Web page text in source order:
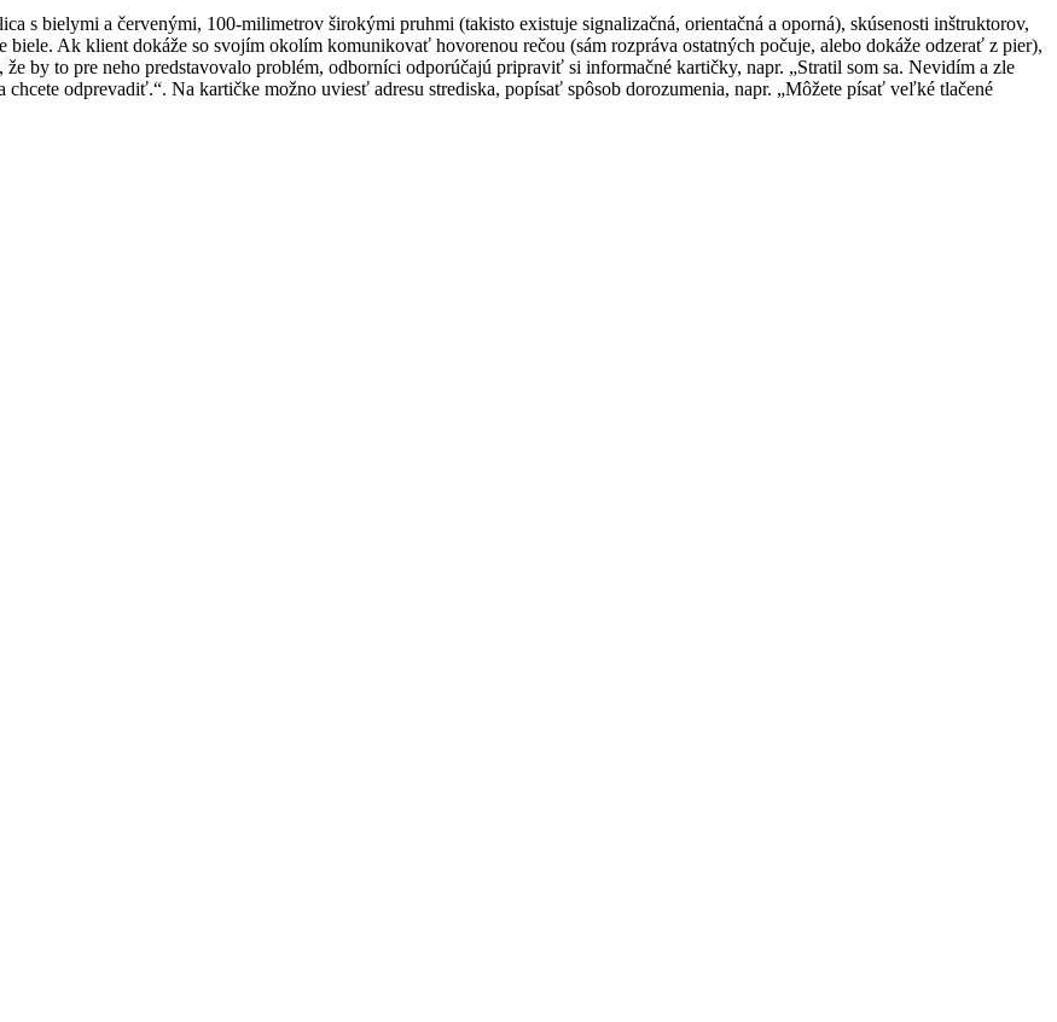
s bielymi a červenými, 100-milimetrov širokými pruhmi (takisto existuje signalizačná, orientačná a oporná), skúsenosti inštruktorov,
Ak klient dokáže so svojím okolím komunikovať hovorenou rečou (sám rozpráva ostatných počuje, alebo dokáže odzerať z pier),
by to pre neho predstavovalo problém, odborníci odporúčajú pripraviť si informačné kartičky, napr. „Stratil som sa. Nevidím a zle
odprevadiť.“. Na kartičke možno uviesť adresu strediska, popísať spôsob dorozumenia, napr. „Môžete písať veľké tlačené